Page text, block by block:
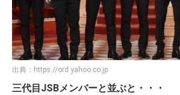
出典： https://ord.yahoo.co.jp
三代目JSBメンバーと並ぶと・・・